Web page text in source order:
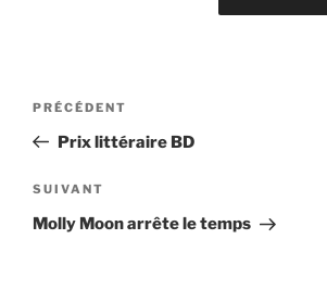
Navigation
l’article
Article
précédent
PRÉCÉDENT
Prix littéraire BD
Article
suivant
SUIVANT
Molly Moon arrête le temps